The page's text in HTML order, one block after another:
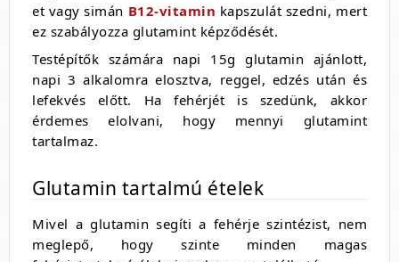
et vagy simán B12-vitamin kapszulát szedni, mert
ez szabályozza glutamint képződését.
Testépítők számára napi 15g glutamin ajánlott,
napi 3 alkalomra elosztva, reggel, edzés után és
lefekvés előtt. Ha fehérjét is szedünk, akkor
érdemes elolvani, hogy mennyi glutamint
tartalmaz.
Glutamin tartalmú ételek
Mivel a glutamin segíti a fehérje szintézist, nem
meglepő, hogy szinte minden magas